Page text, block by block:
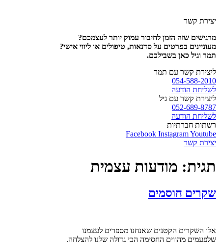
יצירת קשר
מרגישים שזה הזמן לחיבור עמוק יותר לעצמכם?
מעוניינים בפרטים על סדנאות, טיפולים או ליווי אישי?
תמר וגיל כאן בשבילכם.
ליצירת קשר עם תמר
054-588-2010
לשליחת הודעה
ליצירת קשר עם גיל
052-689-8787
לשליחת הודעה
רשתות חברתיות
Facebook InstagramYoutube
יצירת קשר
תגית: מודעות עצמית
שקרים חוסמים
אלו השקרים הקטנים שאנחנו מספרים לעצמנו
שלפעמים מהווים החסימה הכי גדולה שלנו להצלחה.